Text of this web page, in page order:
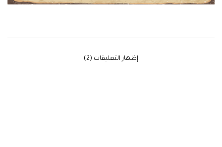
‫إظهار التعليقات (2)